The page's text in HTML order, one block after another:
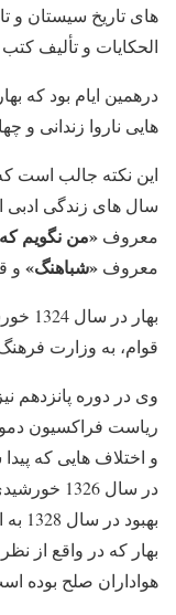
های تاریخ سیستان و
الحکایات و تألیف
درهمین ایام بود که
هایی ناروا زندانی و
این نکته جالب است
سال های زندگی ادبی
معروف «من نگویم
معروف «شباهنگ» و
قوام، به وزارت
وی در دوره پانزدهم
ریاست فراکسیون
و اختلاف هایی که
در سال
بهار که در واقع از
هواداران صلح بوده